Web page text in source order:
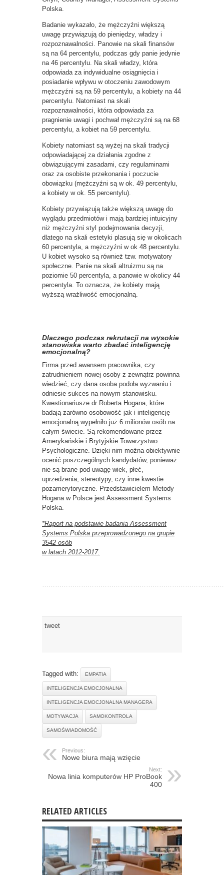
Polska.
Badanie wykazało, że mężczyźni większą
uwagę przywiązują do pieniędzy, władzy i
rozpoznawalności. Panowie na skali finansów
są na 64 percentylu, podczas gdy panie jedynie
na 46 percentylu. Na skali władzy, która
odpowiada za indywidualne osiągnięcia i
posiadanie wpływu w otoczeniu zawodowym
mężczyźni są na 59 percentylu, a kobiety na 44
percentylu. Natomiast na skali
rozpoznawalności, która odpowiada za
pragnienie uwagi i pochwał mężczyźni są na 68
percentylu, a kobiet na 59 percentylu.
Kobiety natomiast są wyżej na skali tradycji
odpowiadającej za działania zgodne z
obwiązującymi zasadami, czy regulaminami
oraz za osobiste przekonania i poczucie
obowiązku (mężczyźni są w ok. 49 percentylu,
a kobiety w ok. 55 percentylu).
Kobiety przywiązują także większą uwagę do
wyglądu przedmiotów i mają bardziej intuicyjny
niż mężczyźni styl podejmowania decyzji,
dlatego na skali estetyki plasują się w okolicach
60 percentyla, a mężczyźni w ok 48 percentylu.
U kobiet wysoko są również tzw. motywatory
społeczne. Panie na skali altruizmu są na
poziomie 50 percentyla, a panowie w okolicy 44
percentyla. To oznacza, że kobiety mają
wyższą wrażliwość emocjonalną.
Dlaczego podczas rekrutacji na wysokie
stanowiska warto zbadać inteligencję
emocjonalną?
Firma przed awansem pracownika, czy
zatrudnieniem nowej osoby z zewnątrz powinna
wiedzieć, czy dana osoba podoła wyzwaniu i
odniesie sukces na nowym stanowisku.
Kwestionariusze dr Roberta Hogana, które
badają zarówno osobowość jak i inteligencję
emocjonalną wypełniło już 6 milionów osób na
całym świecie. Są rekomendowane przez
Amerykańskie i Brytyjskie Towarzystwo
Psychologiczne. Dzięki nim można obiektywnie
ocenić poszczególnych kandydatów, ponieważ
nie są brane pod uwagę wiek, płeć,
uprzedzenia, stereotypy, czy inne kwestie
pozamerytoryczne. Przedstawicielem Metody
Hogana w Polsce jest Assessment Systems
Polska.
*Raport na podstawie badania Assessment
Systems Polska przeprowadzonego na grupie
3542 osób
w latach 2012-2017.
tweet
Tagged with: EMPATIA
INTELIGENCJA EMOCJONALNA
INTELIGENCJA EMOCJONALNA MANAGERA
MOTYWACJA SAMOKONTROLA
SAMOŚWIADOMOŚĆ
Previous:
Nowe biura mają wzięcie
Next:
Nowa linia komputerów HP ProBook
400
RELATED ARTICLES